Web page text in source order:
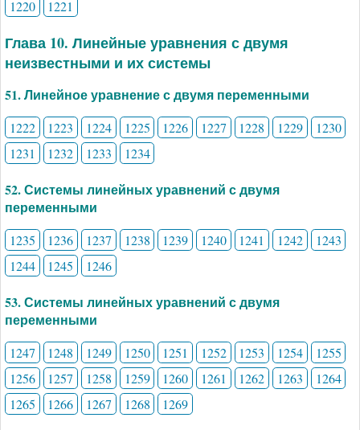
1220
1221
Глава 10. Линейные уравнения с двумя
неизвестными и их системы
51. Линейное уравнение с двумя переменными
1222 1223 1224 1225 1226 1227 1228 1229
1230
1231
1232 1233 1234
52. Системы линейных уравнений с двумя
переменными
1235 1236 1237 1238 1239 1240 1241 1242
1243
1244
1245 1246
53. Системы линейных уравнений с двумя
переменными
1247 1248 1249 1250 1251 1252 1253 1254
1255
1256
1257 1258 1259 1260 1261 1262 1263
1264
1265
1266 1267 1268 1269